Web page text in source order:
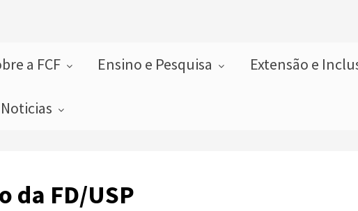
a FCF Ensino e Pesquisa Extensão e
Noticias
da FD/USP